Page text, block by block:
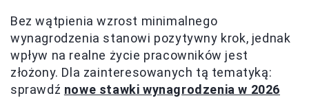
Bez wątpienia wzrost minimalnego
wynagrodzenia stanowi pozytywny krok, jednak
wpływ na realne życie pracowników jest
złożony. Dla zainteresowanych tą tematyką:
sprawdź nowe stawki wynagrodzenia w 2026